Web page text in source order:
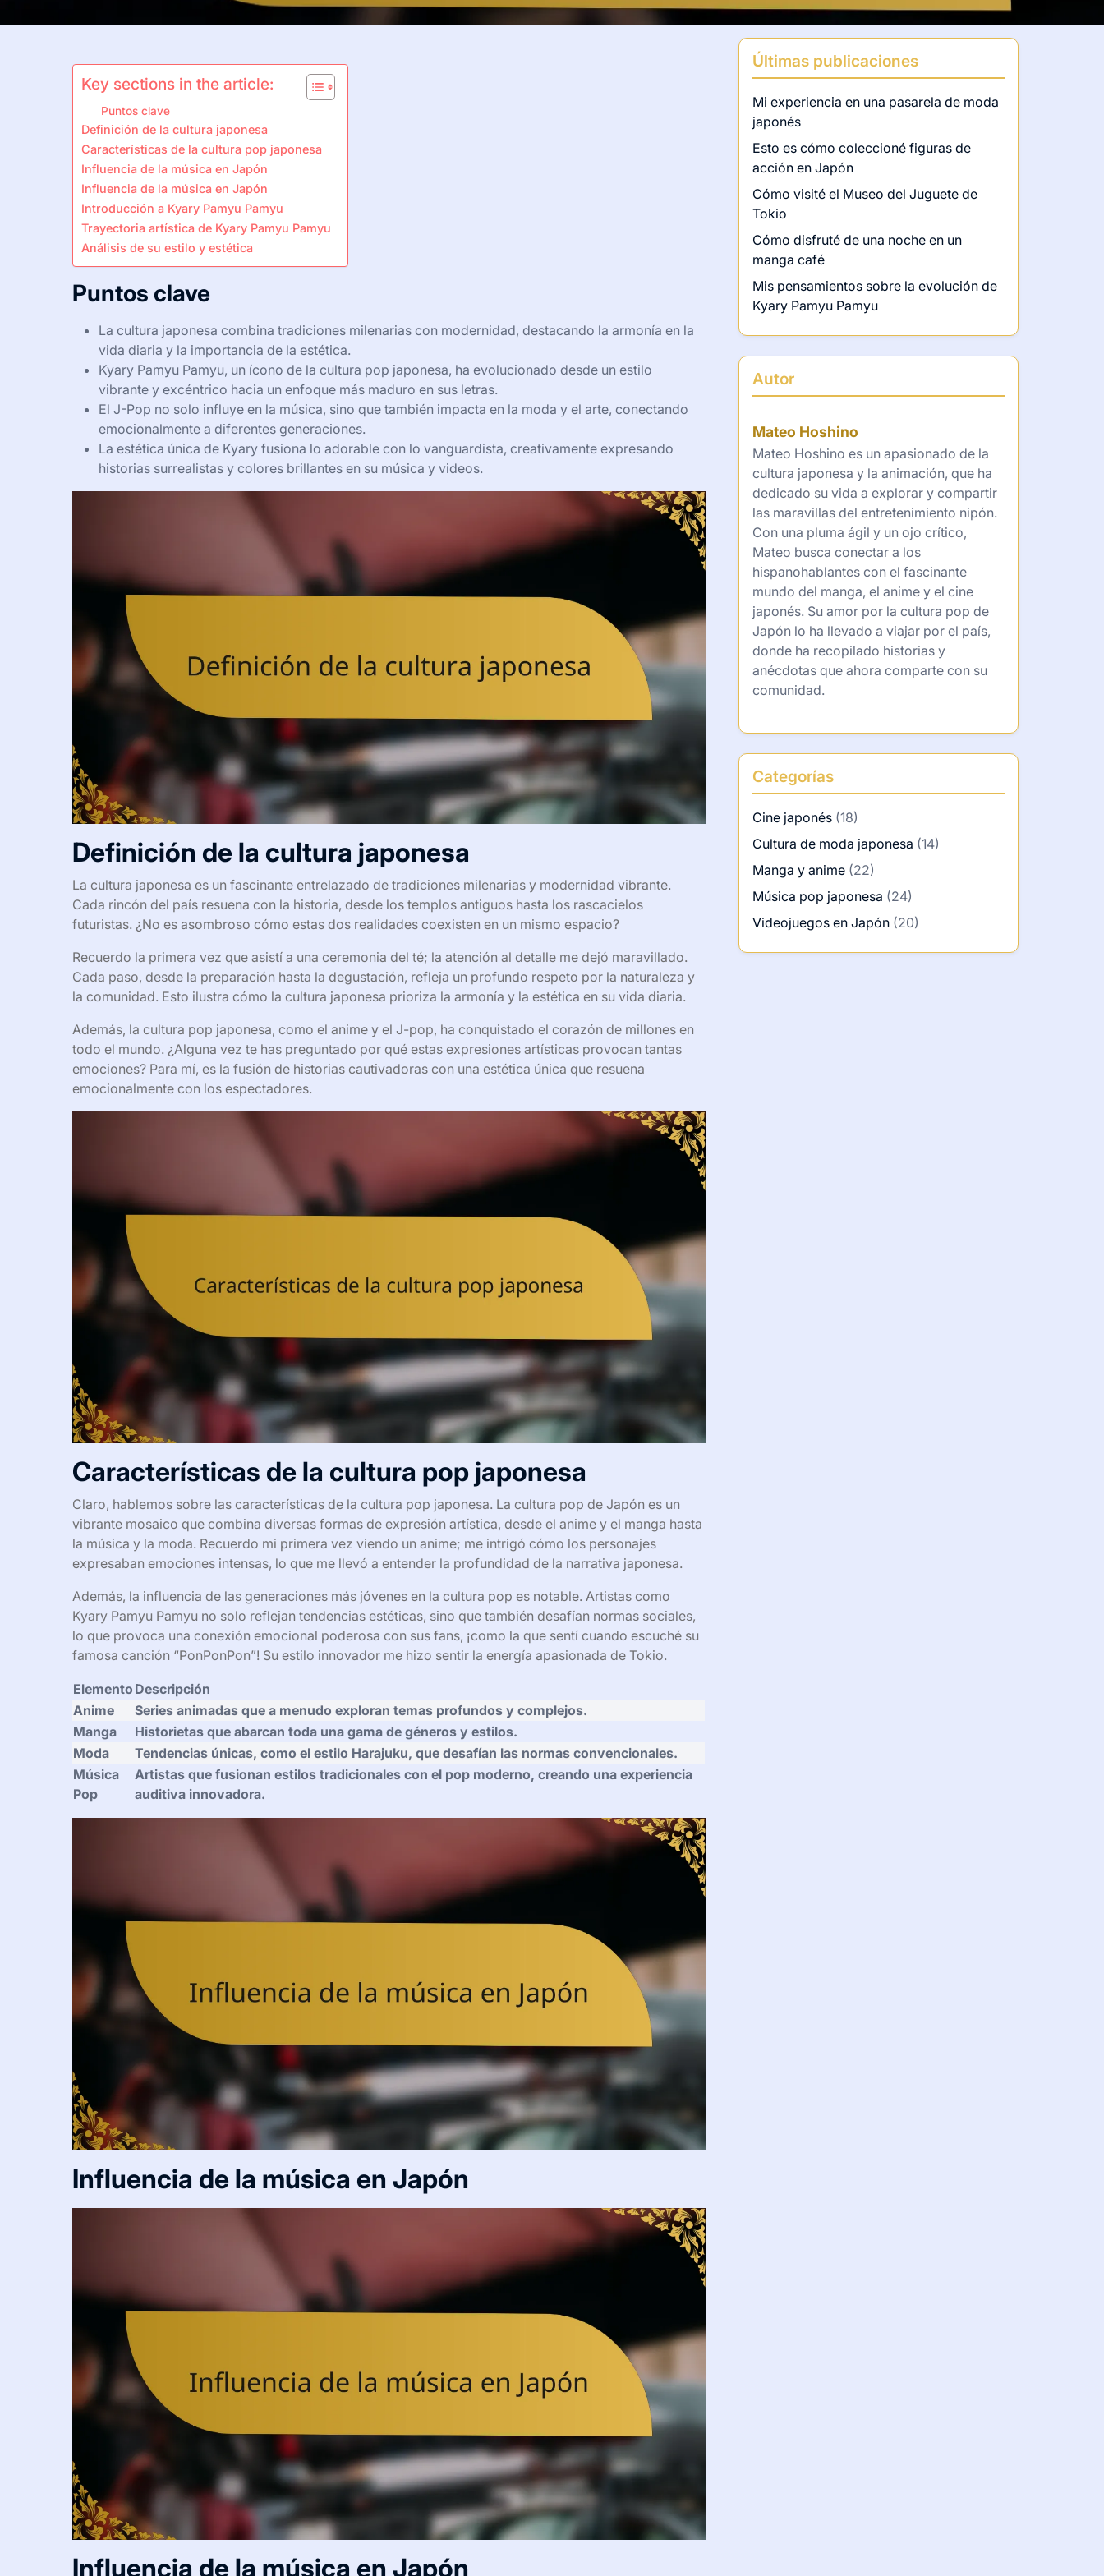
Key sections in the article:
Puntos clave
Definición de la cultura japonesa
Características de la cultura pop japonesa
Influencia de la música en Japón
Influencia de la música en Japón
Introducción a Kyary Pamyu Pamyu
Trayectoria artística de Kyary Pamyu Pamyu
Análisis de su estilo y estética
Puntos clave
La cultura japonesa combina tradiciones milenarias con modernidad, destacando la armonía en la
vida diaria y la importancia de la estética.
Kyary Pamyu Pamyu, un ícono de la cultura pop japonesa, ha evolucionado desde un estilo
vibrante y excéntrico hacia un enfoque más maduro en sus letras.
El J-Pop no solo influye en la música, sino que también impacta en la moda y el arte, conectando
emocionalmente a diferentes generaciones.
La estética única de Kyary fusiona lo adorable con lo vanguardista, creativamente expresando
historias surrealistas y colores brillantes en su música y videos.
Definición de la cultura japonesa
La cultura japonesa es un fascinante entrelazado de tradiciones milenarias y modernidad vibrante.
Cada rincón del país resuena con la historia, desde los templos antiguos hasta los rascacielos
futuristas. ¿No es asombroso cómo estas dos realidades coexisten en un mismo espacio?
Recuerdo la primera vez que asistí a una ceremonia del té; la atención al detalle me dejó maravillado.
Cada paso, desde la preparación hasta la degustación, refleja un profundo respeto por la naturaleza y
la comunidad. Esto ilustra cómo la cultura japonesa prioriza la armonía y la estética en su vida diaria.
Además, la cultura pop japonesa, como el anime y el J-pop, ha conquistado el corazón de millones en
todo el mundo. ¿Alguna vez te has preguntado por qué estas expresiones artísticas provocan tantas
emociones? Para mí, es la fusión de historias cautivadoras con una estética única que resuena
emocionalmente con los espectadores.
Características de la cultura pop japonesa
Claro, hablemos sobre las características de la cultura pop japonesa. La cultura pop de Japón es un
vibrante mosaico que combina diversas formas de expresión artística, desde el anime y el manga hasta
la música y la moda. Recuerdo mi primera vez viendo un anime; me intrigó cómo los personajes
expresaban emociones intensas, lo que me llevó a entender la profundidad de la narrativa japonesa.
Además, la influencia de las generaciones más jóvenes en la cultura pop es notable. Artistas como
Kyary Pamyu Pamyu no solo reflejan tendencias estéticas, sino que también desafían normas sociales,
lo que provoca una conexión emocional poderosa con sus fans, ¡como la que sentí cuando escuché su
famosa canción “PonPonPon”! Su estilo innovador me hizo sentir la energía apasionada de Tokio.
Elemento Descripción
Anime
Series animadas que a menudo exploran temas profundos y complejos.
Manga
Historietas que abarcan toda una gama de géneros y estilos.
Moda
Tendencias únicas, como el estilo Harajuku, que desafían las normas convencionales.
Música
Pop
Artistas que fusionan estilos tradicionales con el pop moderno, creando una experiencia
auditiva innovadora.
Influencia de la música en Japón
Influencia de la música en Japón
Últimas publicaciones
Mi experiencia en una pasarela de moda
japonés
Esto es cómo coleccioné figuras de
acción en Japón
Cómo visité el Museo del Juguete de
Tokio
Cómo disfruté de una noche en un
manga café
Mis pensamientos sobre la evolución de
Kyary Pamyu Pamyu
Autor
Mateo Hoshino
Mateo Hoshino es un apasionado de la
cultura japonesa y la animación, que ha
dedicado su vida a explorar y compartir
las maravillas del entretenimiento nipón.
Con una pluma ágil y un ojo crítico,
Mateo busca conectar a los
hispanohablantes con el fascinante
mundo del manga, el anime y el cine
japonés. Su amor por la cultura pop de
Japón lo ha llevado a viajar por el país,
donde ha recopilado historias y
anécdotas que ahora comparte con su
comunidad.
Categorías
Cine japonés(18)
Cultura de moda japonesa (14)
Manga y anime(22)
Música pop japonesa (24)
Videojuegos en Japón(20)